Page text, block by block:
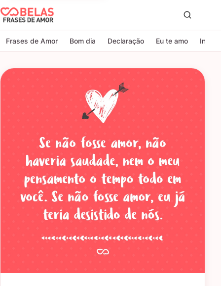
Belas Frases de Amor
Frases de Amor Bom dia Declaração Eu te amo